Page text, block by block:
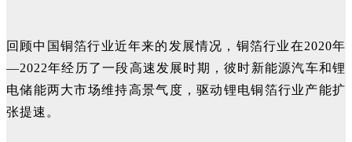
回顾中国铜箔行业近年来的发展情况，铜箔行业在2020年
—2022年经历了一段高速发展时期，彼时新能源汽车和锂
电储能两大市场维持高景气度，驱动锂电铜箔行业产能扩
张提速。